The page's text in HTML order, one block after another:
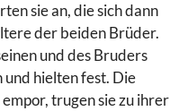
sie an, die sich dann
der beiden Brüder.
und des Bruders
und hielten fest. Die
trugen sie zu ihrer